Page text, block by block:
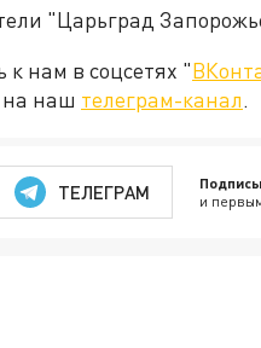
"Царьград
к нам в соцсетях "
на наш телеграм-канал.
ТЕЛЕГРАМ и